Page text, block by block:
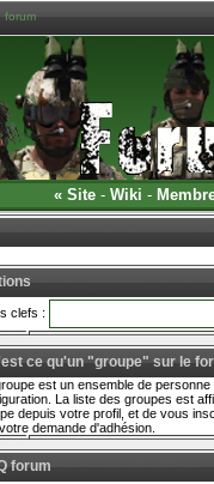
forum
« Site - Wiki -
clefs :
ce qu'un "groupe" sur le
est un ensemble de
La liste des groupes est
depuis votre profil, et de vous
demande d'adhésion.
forum